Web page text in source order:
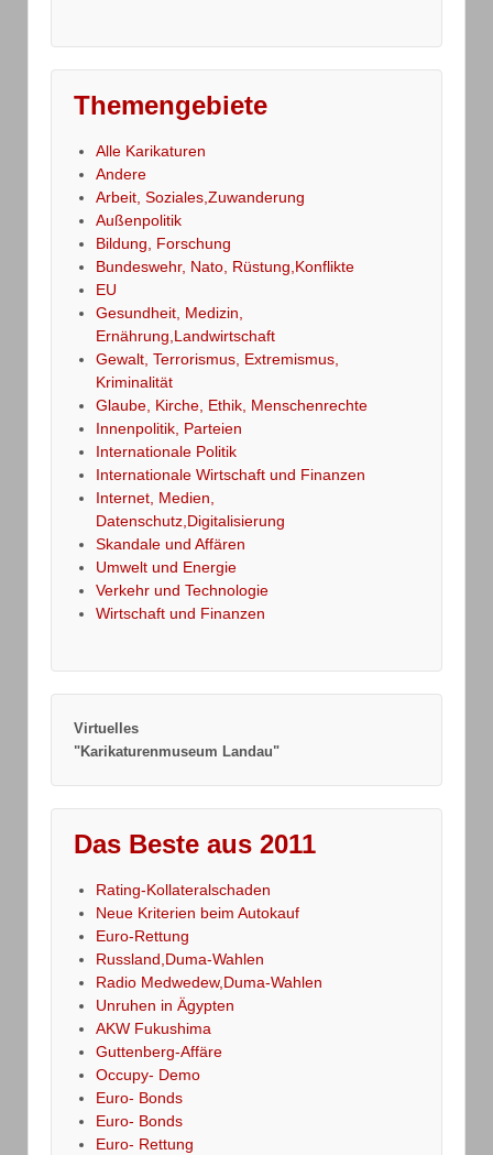
Themengebiete
Alle Karikaturen
Andere
Arbeit, Soziales,Zuwanderung
Außenpolitik
Bildung, Forschung
Bundeswehr, Nato, Rüstung,Konflikte
EU
Gesundheit, Medizin,
Ernährung,Landwirtschaft
Gewalt, Terrorismus, Extremismus,
Kriminalität
Glaube, Kirche, Ethik, Menschenrechte
Innenpolitik, Parteien
Internationale Politik
Internationale Wirtschaft und Finanzen
Internet, Medien,
Datenschutz,Digitalisierung
Skandale und Affären
Umwelt und Energie
Verkehr und Technologie
Wirtschaft und Finanzen
Virtuelles
"Karikaturenmuseum Landau"
Das Beste aus 2011
Rating-Kollateralschaden
Neue Kriterien beim Autokauf
Euro-Rettung
Russland,Duma-Wahlen
Radio Medwedew,Duma-Wahlen
Unruhen in Ägypten
AKW Fukushima
Guttenberg-Affäre
Occupy- Demo
Euro- Bonds
Euro- Bonds
Euro- Rettung